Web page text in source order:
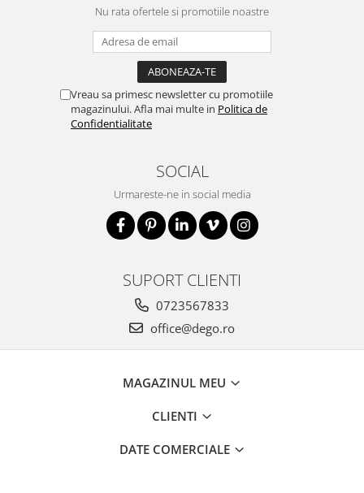
Nu rata ofertele si promotiile noastre
Vreau sa primesc newsletter cu promotiile
magazinului. Afla mai multe in Politica de
Confidentialitate
SOCIAL
Urmareste-ne in social media
SUPORT CLIENTI
0723567833
office@dego.ro
MAGAZINUL MEU
CLIENTI
DATE COMERCIALE